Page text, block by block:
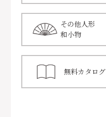
その他人形
和小物
無料カタログ